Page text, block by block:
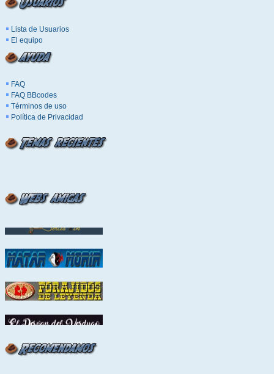
Lista de Usuarios
El equipo
FAQ
FAQ BBcodes
Términos de uso
Política de Privacidad